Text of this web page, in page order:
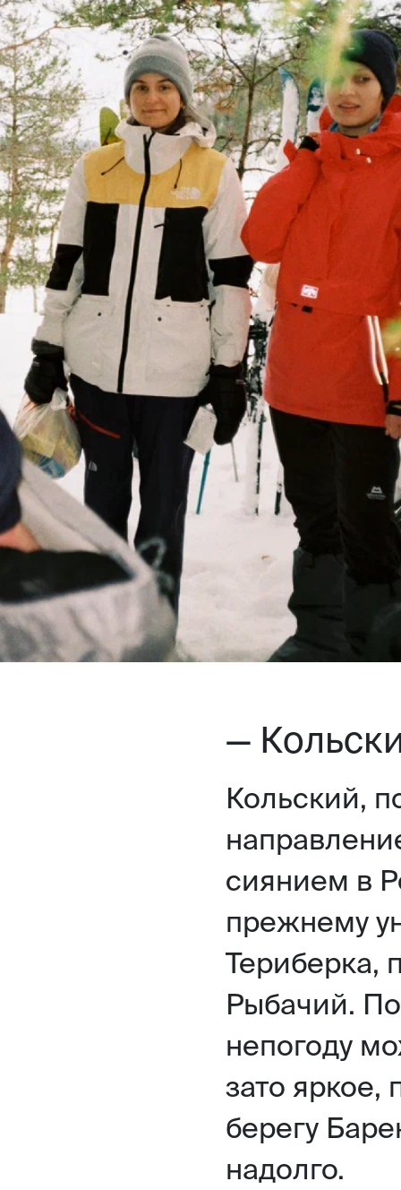
—
Кольский,
сиянием в
прежнему
Териберка,
Рыбачий.
непогоду
зато яркое,
берегу
надолго.